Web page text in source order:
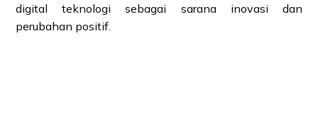
digital teknologi sebagai sarana inovasi dan
perubahan positif.